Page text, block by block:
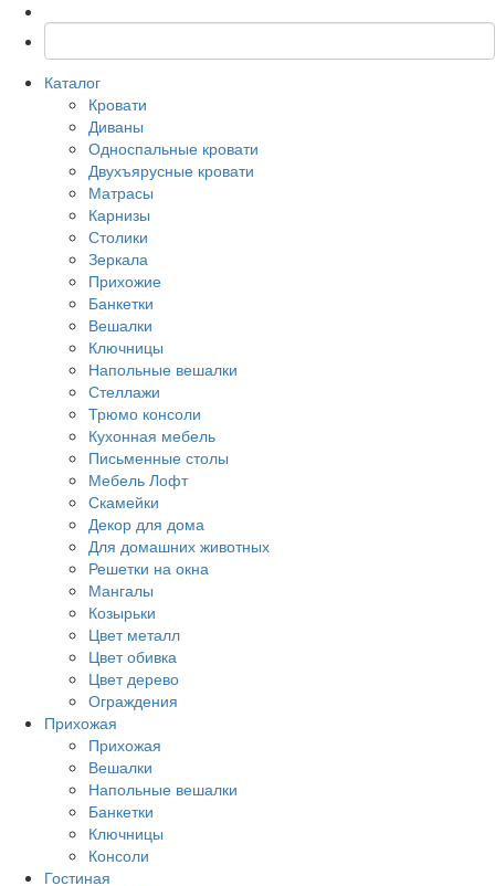
Каталог
Кровати
Диваны
Односпальные кровати
Двухъярусные кровати
Матрасы
Карнизы
Столики
Зеркала
Прихожие
Банкетки
Вешалки
Ключницы
Напольные вешалки
Стеллажи
Трюмо консоли
Кухонная мебель
Письменные столы
Мебель Лофт
Скамейки
Декор для дома
Для домашних животных
Решетки на окна
Мангалы
Козырьки
Цвет металл
Цвет обивка
Цвет дерево
Ограждения
Прихожая
Прихожая
Вешалки
Напольные вешалки
Банкетки
Ключницы
Консоли
Гостиная